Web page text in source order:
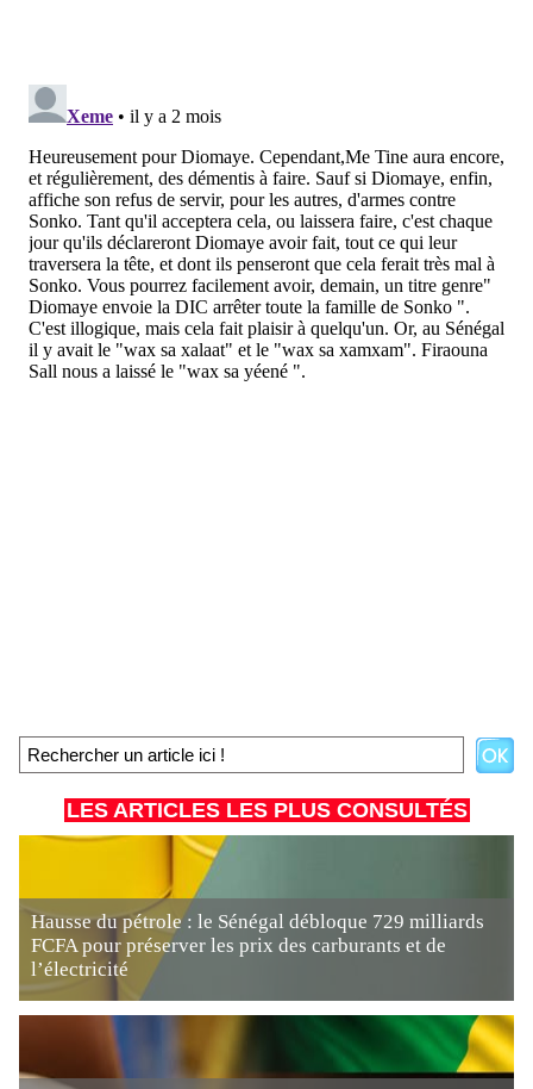
LES ARTICLES LES PLUS CONSULTÉS
Hausse du pétrole : le Sénégal débloque 729 milliards
FCFA pour préserver les prix des carburants et de
l’électricité